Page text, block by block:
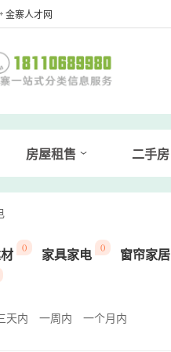
金寨人才网
房屋租售 二手房
()
家具家电
()
窗帘家居
天内 一周内 一个月内